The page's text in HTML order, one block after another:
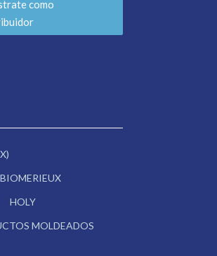
como
BIOMERIEUX
HOLY
MOLDEADOS